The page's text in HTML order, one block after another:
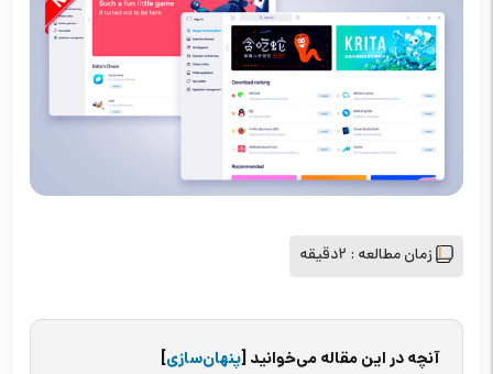
زمان مطالعه : 2دقیقه
آنچه در این مقاله می‌خوانید[پنهان‌سازی]